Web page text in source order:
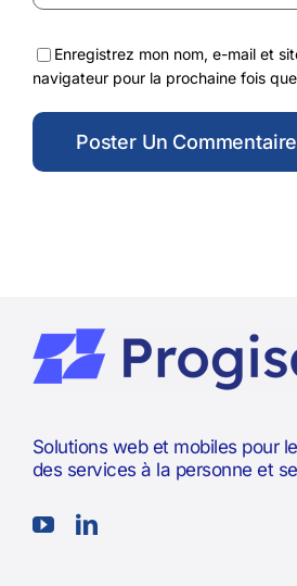
Enregistrez mon nom, e-mail et
navigateur pour la prochaine fois
Solutions web et mobiles pour
des services à la personne et